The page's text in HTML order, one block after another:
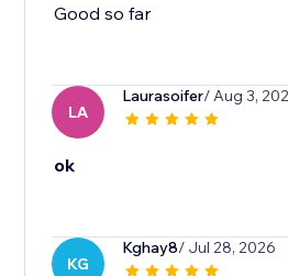
Good so far
LA
Laurasoifer/ Aug 3,
ok
KG
Kghay8/ Jul 28, 2026